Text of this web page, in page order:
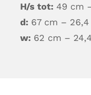
H/s tot:49 cm
d:67 cm – 26,4
w:62 cm –